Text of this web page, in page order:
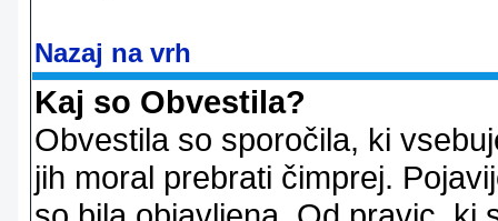
Nazaj na vrh
Kaj so Obvestila?
Obvestila so sporočila, ki
jih moral prebrati čimprej.